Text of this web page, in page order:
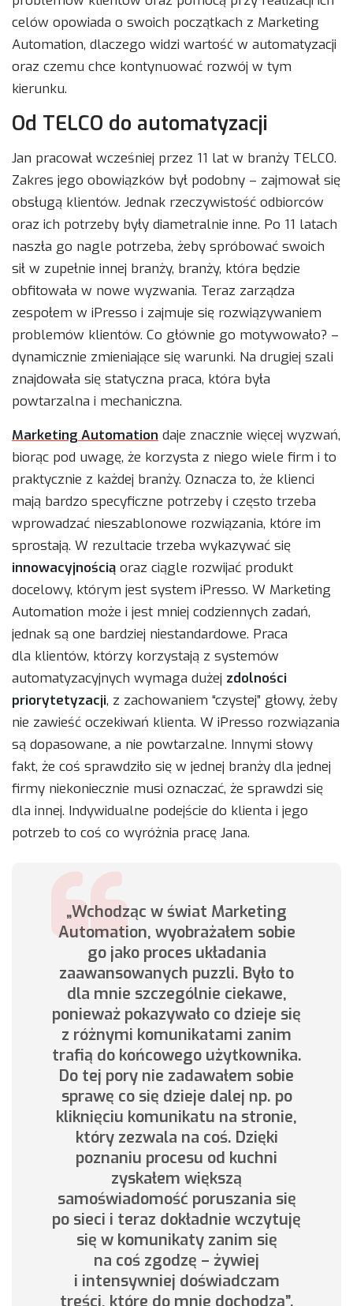
celów opowiada o swoich początkach z Marketing
Automation, dlaczego widzi wartość w automatyzacji
oraz czemu chce kontynuować rozwój w tym
kierunku.
Od TELCO do automatyzacji
Jan pracował wcześniej przez 11 lat w branży TELCO.
Zakres jego obowiązków był podobny – zajmował się
obsługą klientów. Jednak rzeczywistość odbiorców
oraz ich potrzeby były diametralnie inne. Po 11 latach
naszła go nagle potrzeba, żeby spróbować swoich
sił w zupełnie innej branży, branży, która będzie
obfitowała w nowe wyzwania. Teraz zarządza
zespołem w iPresso i zajmuje się rozwiązywaniem
problemów klientów. Co głównie go motywowało? –
dynamicznie zmieniające się warunki. Na drugiej szali
znajdowała się statyczna praca, która była
powtarzalna i mechaniczna.
Marketing Automation daje znacznie więcej wyzwań,
biorąc pod uwagę, że korzysta z niego wiele firm i to
praktycznie z każdej branży. Oznacza to, że klienci
mają bardzo specyficzne potrzeby i często trzeba
wprowadzać nieszablonowe rozwiązania, które im
sprostają. W rezultacie trzeba wykazywać się
innowacyjnością oraz ciągle rozwijać produkt
docelowy, którym jest system iPresso. W Marketing
Automation może i jest mniej codziennych zadań,
jednak są one bardziej niestandardowe. Praca
dla klientów, którzy korzystają z systemów
automatyzacyjnych wymaga dużej zdolności
priorytetyzacji, z zachowaniem “czystej” głowy, żeby
nie zawieść oczekiwań klienta. W iPresso rozwiązania
są dopasowane, a nie powtarzalne. Innymi słowy
fakt, że coś sprawdziło się w jednej branży dla jednej
firmy niekoniecznie musi oznaczać, że sprawdzi się
dla innej. Indywidualne podejście do klienta i jego
potrzeb to coś co wyróżnia pracę Jana.
„Wchodząc w świat Marketing
Automation, wyobrażałem sobie
go jako proces układania
zaawansowanych puzzli. Było to
dla mnie szczególnie ciekawe,
ponieważ pokazywało co dzieje się
z różnymi komunikatami zanim
trafią do końcowego użytkownika.
Do tej pory nie zadawałem sobie
sprawę co się dzieje dalej np. po
kliknięciu komunikatu na stronie,
który zezwala na coś. Dzięki
poznaniu procesu od kuchni
zyskałem większą
samoświadomość poruszania się
po sieci i teraz dokładnie wczytuję
się w komunikaty zanim się
na coś zgodzę – żywiej
i intensywniej doświadczam